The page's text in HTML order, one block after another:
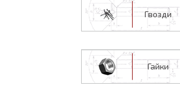
Гвозди
Гайки